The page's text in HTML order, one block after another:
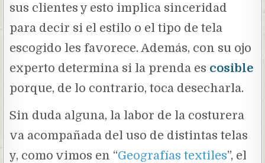
sus clientes y esto implica sinceridad
para decir si el estilo o el tipo de tela
escogido les favorece. Además, con su ojo
experto determina si la prenda es cosible
porque, de lo contrario, toca desecharla.
Sin duda alguna, la labor de la costurera
va acompañada del uso de distintas telas
y, como vimos en “Geografías textiles”, el